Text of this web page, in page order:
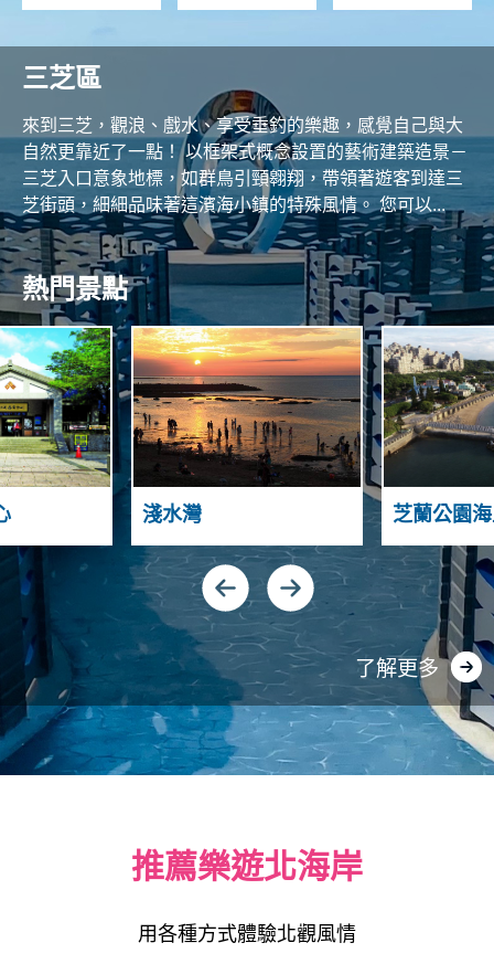
N O R T H
C
O
A
S
N
D
A
N
N
N
S
A
三芝區
來到三芝，觀浪、戲水、享受垂釣的樂趣，感覺自己與大
自然更靠近了一點！ 以框架式概念設置的藝術建築造景－
三芝入口意象地標，如群鳥引頸翱翔，帶領著遊客到達三
芝街頭，細細品味著這濱海小鎮的特殊風情。 您可以...
熱門景點
淺水灣 芝蘭公園
了解更多
推薦樂遊北海岸
用各種方式體驗北觀風情